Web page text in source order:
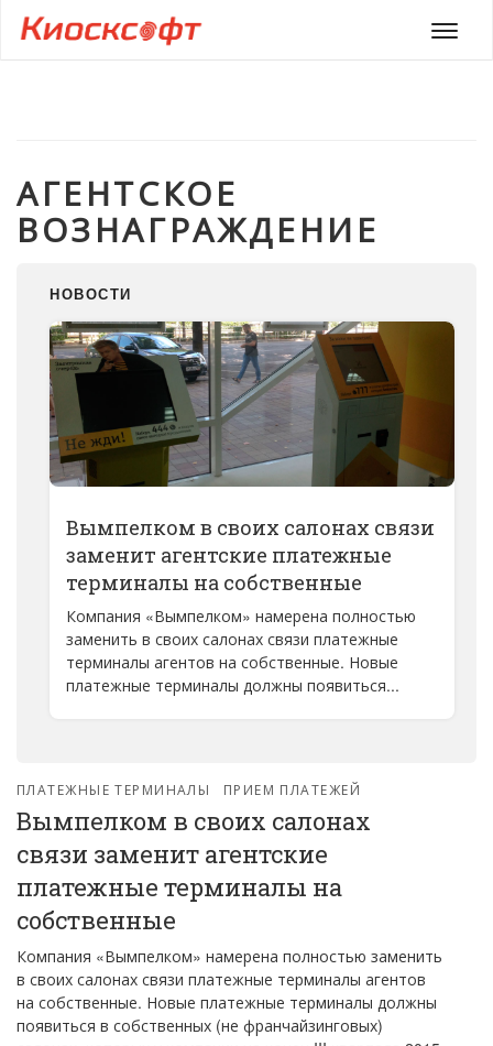
Меню
АГЕНТСКОЕ
ВОЗНАГРАЖДЕНИЕ
НОВОСТИ
Вымпелком в своих салонах связи
заменит агентские платежные
терминалы на собственные
Компания «Вымпелком» намерена полностью
заменить в своих салонах связи платежные
терминалы агентов на собственные. Новые
платежные терминалы должны появиться...
ПЛАТЕЖНЫЕ ТЕРМИНАЛЫ ПРИЕМ ПЛАТЕЖЕЙ
Вымпелком в своих салонах
связи заменит агентские
платежные терминалы на
собственные
Компания «Вымпелком» намерена полностью заменить
в своих салонах связи платежные терминалы агентов
на собственные. Новые платежные терминалы должны
появиться в собственных (не франчайзинговых)